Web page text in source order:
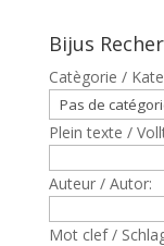
Bijus
Catègorie /
Plein texte /
Auteur / Autor:
Mot clef /